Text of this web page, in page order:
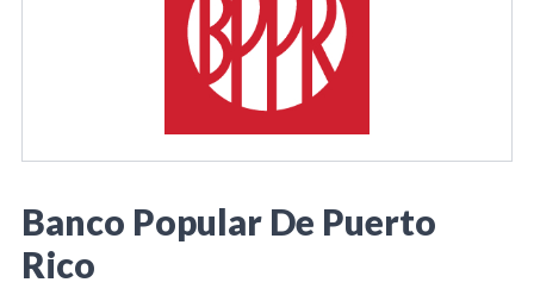
Banco Popular De Puerto
Rico